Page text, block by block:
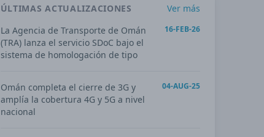
ÚLTIMAS ACTUALIZACIONES
Ver más
La Agencia de Transporte de Omán
(TRA) lanza el servicio SDoC bajo el
sistema de homologación de tipo
16-FEB-26
Omán completa el cierre de 3G y
amplía la cobertura 4G y 5G a nivel
nacional
04-AUG-25